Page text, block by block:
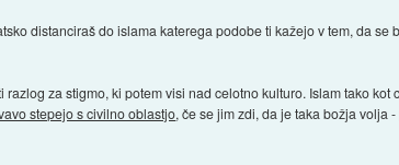
distanciraš do islama katerega podobe ti kažejo v tem, da se
za stigmo, ki potem visi nad celotno kulturo. Islam tako kot
stepejo s civilno oblastjo, če se jim zdi, da je taka božja volja